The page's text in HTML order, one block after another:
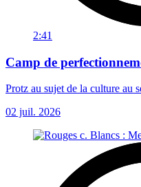
2:41
Camp de
Protz au sujet de la culture au
02 juil. 2026